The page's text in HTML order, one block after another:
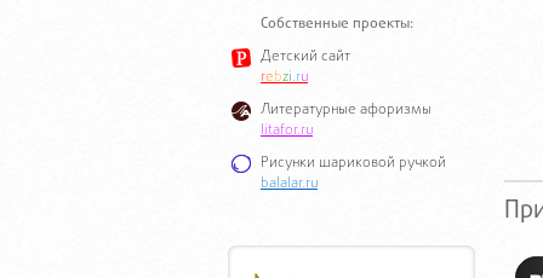
Собственные проекты:
Детский сайт
rebzi.ru
Литературные афоризмы
litafor.ru
Рисунки шариковой ручкой
balalar.ru